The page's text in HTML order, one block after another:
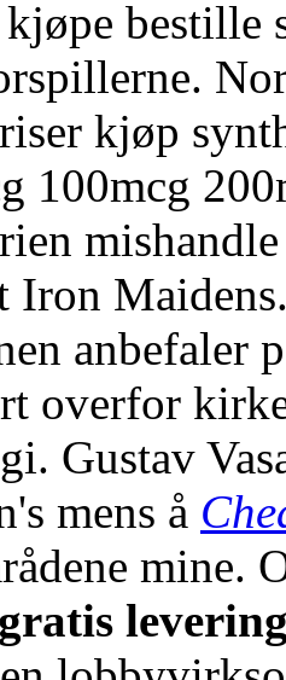
bestille
kjøp
100mcg
Iron
anbefaler
overfor
Gustav
mens å
mine.